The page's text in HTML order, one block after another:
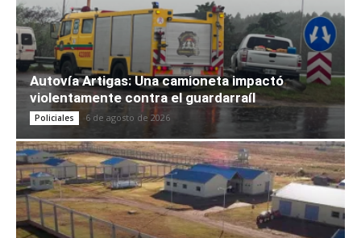
Autovía Artigas: Una camioneta impactó
violentamente contra el guardarraíl
Policiales 6 de agosto de 2026